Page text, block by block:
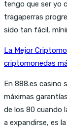
tengo que ser yo
tragaperras
sido tan fácil,
La Mejor
criptomonedas
En 888.es casino
máximas
de los 80 cuando
a expandirse, es